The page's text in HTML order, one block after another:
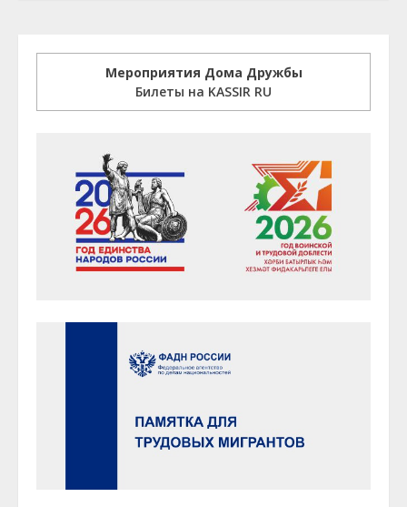
Мероприятия Дома Дружбы
Билеты на KASSIR RU